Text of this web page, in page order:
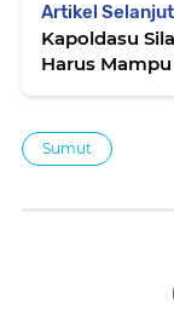
Artikel
Kapoldasu
Harus
Sumut